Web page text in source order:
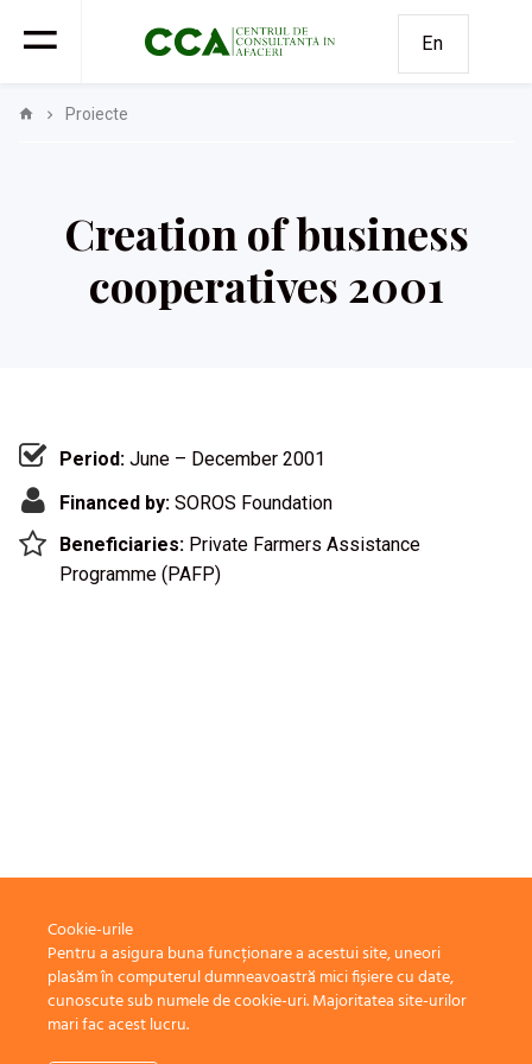
En
Proiecte
Creation of business
cooperatives 2001
Period: June – December 2001
Financed by: SOROS Foundation
Beneficiaries: Private Farmers Assistance
Programme (PAFP)
Cookie-urile
Pentru a asigura buna funcționare a acestui site, uneori
plasăm în computerul dumneavoastră mici fișiere cu date,
cunoscute sub numele de cookie-uri. Majoritatea site-urilor
mari fac acest lucru.